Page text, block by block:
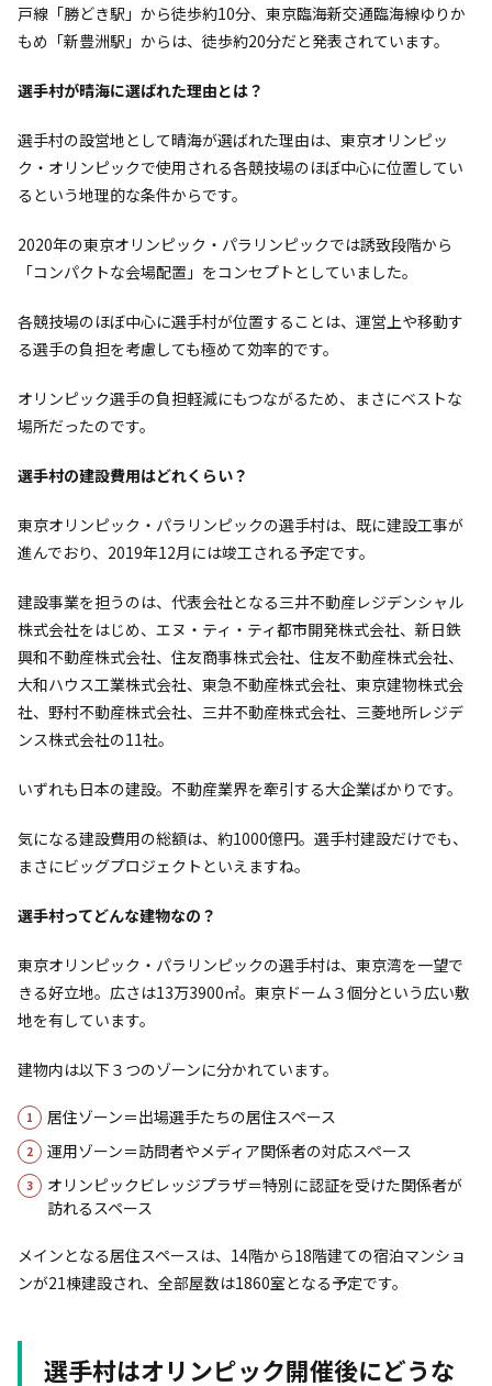
戸線「勝どき駅」から徒歩約10分、東京臨海新交通臨海線ゆりか
もめ「新豊洲駅」からは、徒歩約20分だと発表されています。
選手村が晴海に選ばれた理由とは？
選手村の設営地として晴海が選ばれた理由は、東京オリンピッ
ク・オリンピックで使用される各競技場のほぼ中心に位置してい
るという地理的な条件からです。
2020年の東京オリンピック・パラリンピックでは誘致段階から
「コンパクトな会場配置」をコンセプトとしていました。
各競技場のほぼ中心に選手村が位置することは、運営上や移動す
る選手の負担を考慮しても極めて効率的です。
オリンピック選手の負担軽減にもつながるため、まさにベストな
場所だったのです。
選手村の建設費用はどれくらい？
東京オリンピック・パラリンピックの選手村は、既に建設工事が
進んでおり、2019年12月には竣工される予定です。
建設事業を担うのは、代表会社となる三井不動産レジデンシャル
株式会社をはじめ、エヌ・ティ・ティ都市開発株式会社、新日鉄
興和不動産株式会社、住友商事株式会社、住友不動産株式会社、
大和ハウス工業株式会社、東急不動産株式会社、東京建物株式会
社、野村不動産株式会社、三井不動産株式会社、三菱地所レジデ
ンス株式会社の11社。
いずれも日本の建設。不動産業界を牽引する大企業ばかりです。
気になる建設費用の総額は、約1000億円。選手村建設だけでも、
まさにビッグプロジェクトといえますね。
選手村ってどんな建物なの？
東京オリンピック・パラリンピックの選手村は、東京湾を一望で
きる好立地。広さは13万3900㎡。東京ドーム３個分という広い敷
地を有しています。
建物内は以下３つのゾーンに分かれています。
居住ゾーン＝出場選手たちの居住スペース
運用ゾーン＝訪問者やメディア関係者の対応スペース
オリンピックビレッジプラザ＝特別に認証を受けた関係者が
訪れるスペース
メインとなる居住スペースは、14階から18階建ての宿泊マンショ
ンが21棟建設され、全部屋数は1860室となる予定です。
選手村はオリンピック開催後にどうな